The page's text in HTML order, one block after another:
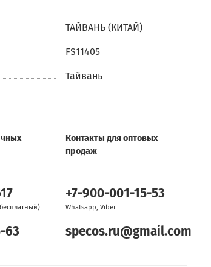
ТАЙВАНЬ (КИТАЙ)
FS11405
Тайвань
63
Контакты для оптовых
продаж
+7-900-001-15-53
Whatsapp, Viber
specos.ru@gmail.com